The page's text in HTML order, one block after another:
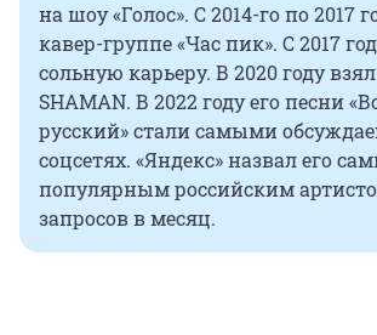
на шоу «Голос». С 2014-го по 2017
кавер-группе «Час пик». С 2017
сольную карьеру. В 2020 году
SHAMAN. В 2022 году его песни
русский» стали самыми
соцсетях. «Яндекс» назвал его
популярным российским
запросов в месяц.